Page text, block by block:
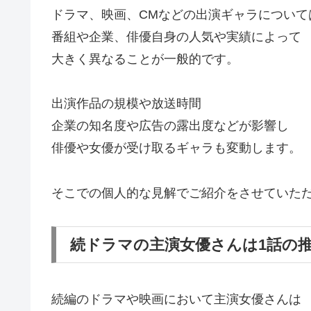
ドラマ、映画、CMなどの出演ギャラについて
番組や企業、俳優自身の人気や実績によって
大きく異なることが一般的です。
出演作品の規模や放送時間
企業の知名度や広告の露出度などが影響し
俳優や女優が受け取るギャラも変動します。
そこでの個人的な見解でご紹介をさせていた
続ドラマの主演女優さんは1話の
続編のドラマや映画において主演女優さんは